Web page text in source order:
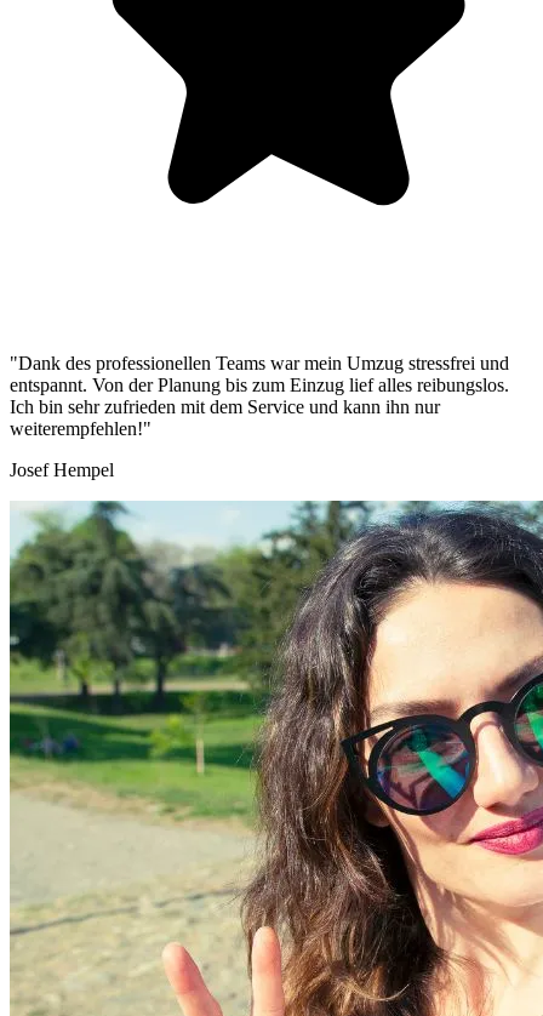
"Dank des professionellen Teams war mein Umzug stressfrei und
entspannt. Von der Planung bis zum Einzug lief alles reibungslos.
Ich bin sehr zufrieden mit dem Service und kann ihn nur
weiterempfehlen!"
Josef Hempel